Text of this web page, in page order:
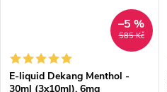
585 Kč
–5 %
E-liquid Dekang Menthol -
30ml (3x10ml), 6mg